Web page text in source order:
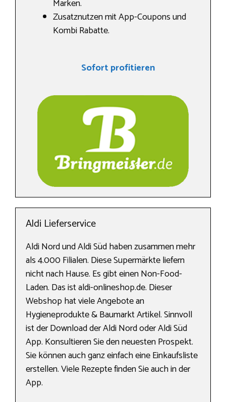
Marken.
Zusatznutzen mit App-Coupons und
Kombi Rabatte.
Sofort profitieren
Aldi Lieferservice
Aldi Nord und Aldi Süd haben zusammen mehr
als 4.000 Filialen. Diese Supermärkte liefern
nicht nach Hause. Es gibt einen Non-Food-
Laden. Das ist aldi-onlineshop.de. Dieser
Webshop hat viele Angebote an
Hygieneprodukte & Baumarkt Artikel. Sinnvoll
ist der Download der Aldi Nord oder Aldi Süd
App. Konsultieren Sie den neuesten Prospekt.
Sie können auch ganz einfach eine Einkaufsliste
erstellen. Viele Rezepte finden Sie auch in der
App.